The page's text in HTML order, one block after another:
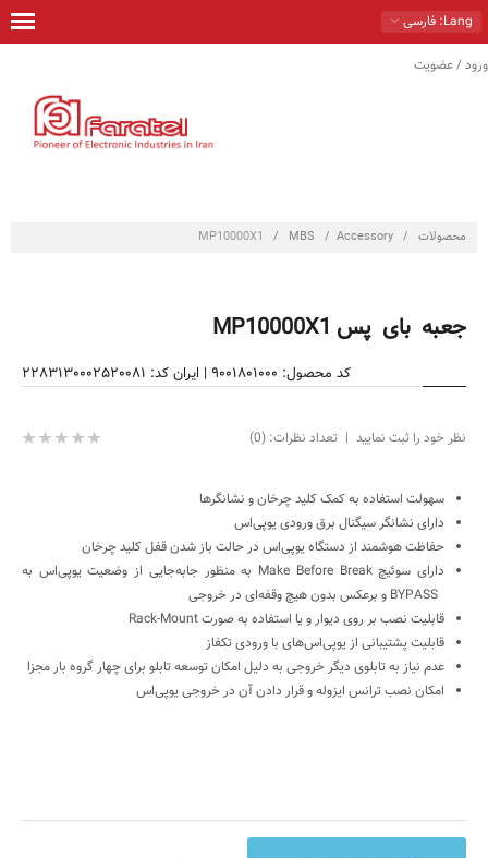
Lang: فارسی
ورود / عضویت
خانه
فروشگاه
محصولات /
Accessory
/
MBS
/
MP10000X1
جعبه بای پس MP10000X1
کد محصول: 9001801000 | ایران کد: 2283130002520081
نظر خود را ثبت نمایید | تعداد نظرات: (0)
سهولت استفاده به کمک کلید چرخان و نشانگرها
دارای نشانگر‌ سیگنال برق ورودی یوپی‌اس
حفاظت هوشمند از دستگاه یوپی‌اس در حالت باز شدن قفل کلید چرخان
دارای سوئیچMake Before Break به منظور جابه‌جایی از وضعیت یوپی‌اس به
BYPASS و برعکس بدون هیچ وقفه‌ای در خروجی
قابلیت نصب بر روی دیوار و یا استفاده به صورتRack-Mount
قابلیت پشتیبانی از یوپی‌اس‌های با ورودی تکفاز
عدم نیاز به تابلوی دیگر خروجی به دلیل امکان توسعه تابلو برای چهار گروه بار مجزا
امکان نصب ترانس ایزوله و قرار دادن آن در خروجی یوپی‌اس